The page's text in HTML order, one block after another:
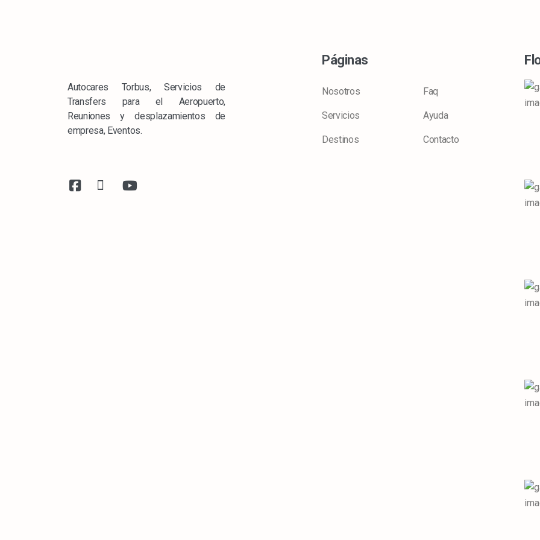
Autocares Torbus, Servicios de
Transfers para el Aeropuerto,
Reuniones y desplazamientos de
empresa, Eventos.
Páginas
Nosotros
Servicios
Destinos
Faq
Ayuda
Contacto